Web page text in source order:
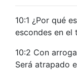
10:1 ¿Por qué
escondes en el
10:2 Con
Será atrapado